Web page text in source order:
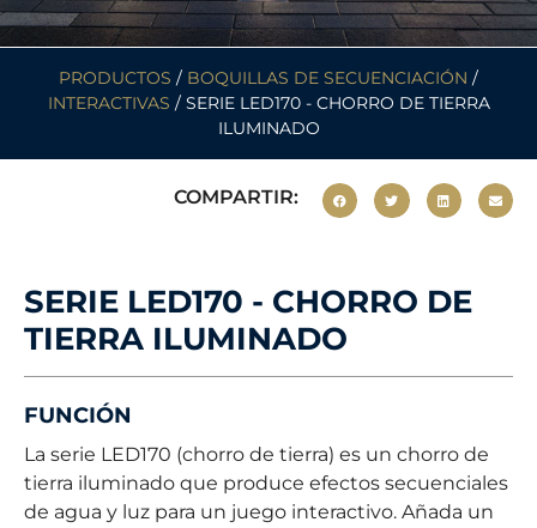
PRODUCTOS / BOQUILLAS DE SECUENCIACIÓN /
INTERACTIVAS / SERIE LED170 - CHORRO DE TIERRA
ILUMINADO
COMPARTIR:
SERIE LED170 - CHORRO DE
TIERRA ILUMINADO
FUNCIÓN
La serie LED170 (chorro de tierra) es un chorro de
tierra iluminado que produce efectos secuenciales
de agua y luz para un juego interactivo. Añada un